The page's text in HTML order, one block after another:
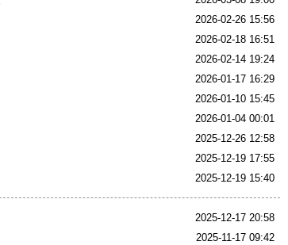
2026-02-26 15:56
2026-02-18 16:51
2026-02-14 19:24
2026-01-17 16:29
2026-01-10 15:45
2026-01-04 00:01
2025-12-26 12:58
2025-12-19 17:55
2025-12-19 15:40
2025-12-17 20:58
2025-11-17 09:42